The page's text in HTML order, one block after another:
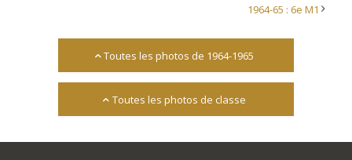
1964-65 : 6e M1
Toutes les photos de 1964-1965
Toutes les photos de classe